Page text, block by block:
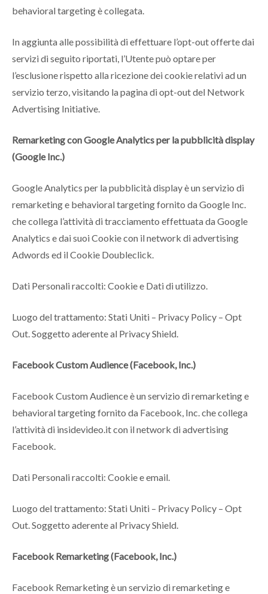
behavioral targeting è collegata.
In aggiunta alle possibilità di effettuare l’opt-out offerte dai
servizi di seguito riportati, l’Utente può optare per
l’esclusione rispetto alla ricezione dei cookie relativi ad un
servizio terzo, visitando la pagina di opt-out del Network
Advertising Initiative.
Remarketing con Google Analytics per la pubblicità display
(Google Inc.)
Google Analytics per la pubblicità display è un servizio di
remarketing e behavioral targeting fornito da Google Inc.
che collega l’attività di tracciamento effettuata da Google
Analytics e dai suoi Cookie con il network di advertising
Adwords ed il Cookie Doubleclick.
Dati Personali raccolti: Cookie e Dati di utilizzo.
Luogo del trattamento: Stati Uniti – Privacy Policy – Opt
Out. Soggetto aderente al Privacy Shield.
Facebook Custom Audience (Facebook, Inc.)
Facebook Custom Audience è un servizio di remarketing e
behavioral targeting fornito da Facebook, Inc. che collega
l’attività di insidevideo.it con il network di advertising
Facebook.
Dati Personali raccolti: Cookie e email.
Luogo del trattamento: Stati Uniti – Privacy Policy – Opt
Out. Soggetto aderente al Privacy Shield.
Facebook Remarketing (Facebook, Inc.)
Facebook Remarketing è un servizio di remarketing e